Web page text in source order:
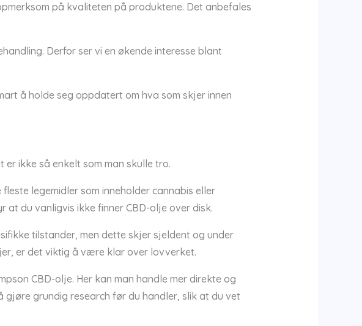
på kvaliteten på produktene. Det anbefales
Derfor ser vi en økende interesse blant
å holde seg oppdatert om hva som skjer innen
ikke så enkelt som man skulle tro.
legemidler som inneholder cannabis eller
at du vanligvis ikke finner CBD-olje over disk.
tilstander, men dette skjer sjeldent og under
er det viktig å være klar over lovverket.
CBD-olje. Her kan man handle mer direkte og
grundig research før du handler, slik at du vet